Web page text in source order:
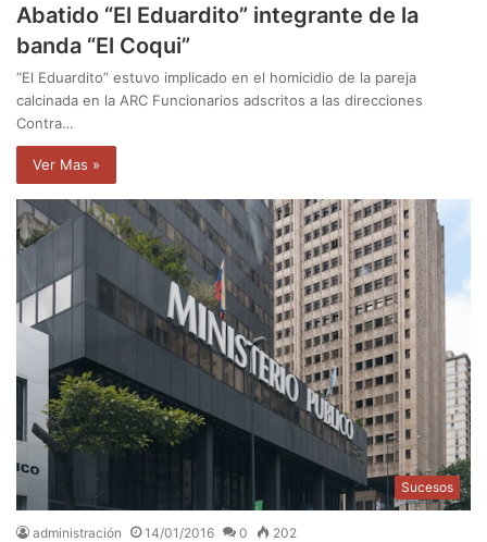
Abatido “El Eduardito” integrante de la
banda “El Coqui”
“El Eduardito” estuvo implicado en el homicidio de la pareja
calcinada en la ARC Funcionarios adscritos a las direcciones
Contra…
Ver Mas »
Sucesos
administración 14/01/2016 0 202